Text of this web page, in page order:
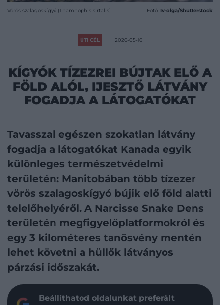
Vörös szalagoskígyó (Thamnophis sirtalis) Fotó: Iv-olga/Shutterstock
ÚTI CÉL 2026-05-16
KÍGYÓK TÍZEZREI BÚJTAK ELŐ A
FÖLD ALÓL, IJESZTŐ LÁTVÁNY
FOGADJA A LÁTOGATÓKAT
Tavasszal egészen szokatlan látvány
fogadja a látogatókat Kanada egyik
különleges természetvédelmi
területén: Manitobában több tízezer
vörös szalagoskígyó bújik elő föld alatti
telelőhelyéről. A Narcisse Snake Dens
területén megfigyelőplatformokról és
egy 3 kilométeres tanösvény mentén
lehet követni a hüllők látványos
párzási időszakát.
Beállíthatod oldalunkat preferált